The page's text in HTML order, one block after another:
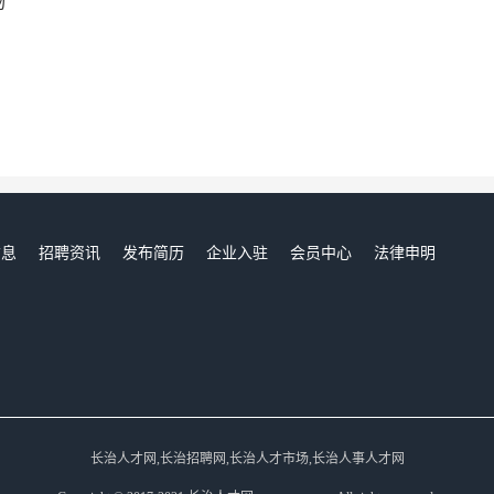
招聘资讯 发布简历 企业入驻 会员中心
法律申明
长治人才网,长治招聘网,长治人才市场,长治人事人才网